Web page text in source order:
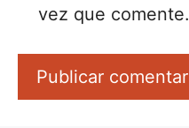
vez que comente.